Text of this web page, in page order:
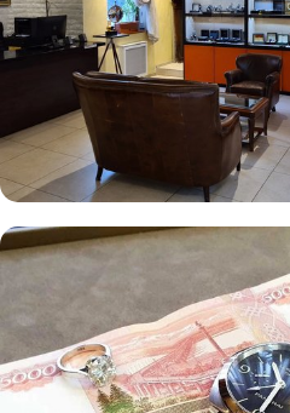
Комиссионная продажа